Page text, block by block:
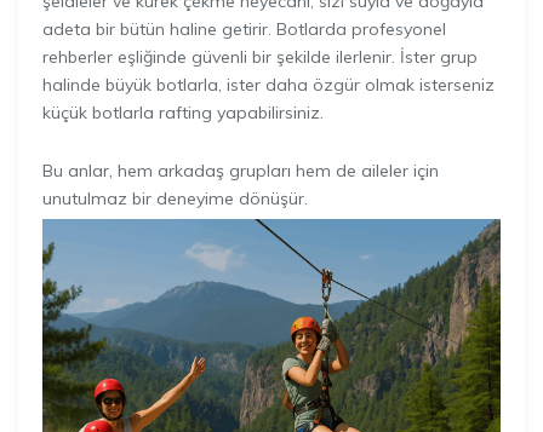
adeta bir bütün haline getirir. Botlarda profesyonel
rehberler eşliğinde güvenli bir şekilde ilerlenir. İster grup
halinde büyük botlarla, ister daha özgür olmak isterseniz
küçük botlarla rafting yapabilirsiniz.
Bu anlar, hem arkadaş grupları hem de aileler için
unutulmaz bir deneyime dönüşür.